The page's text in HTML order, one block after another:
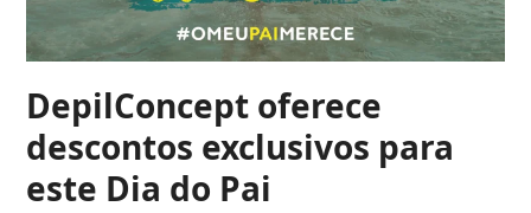
DepilConcept oferece
descontos exclusivos para
este Dia do Pai